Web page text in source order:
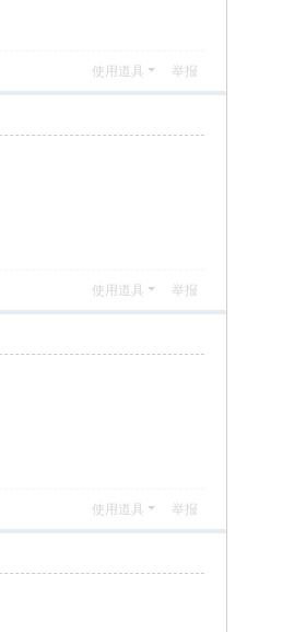
使用道具 举报
使用道具 举报
使用道具 举报